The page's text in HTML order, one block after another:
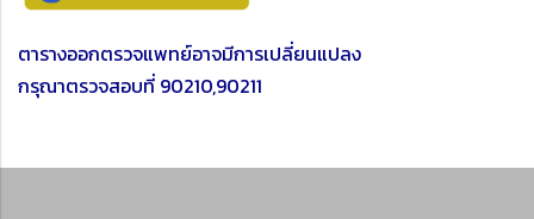
ตารางออกตรวจแพทย์อาจมีการเปลี่ยนแปลง
กรุณาตรวจสอบที่ 90210,90211